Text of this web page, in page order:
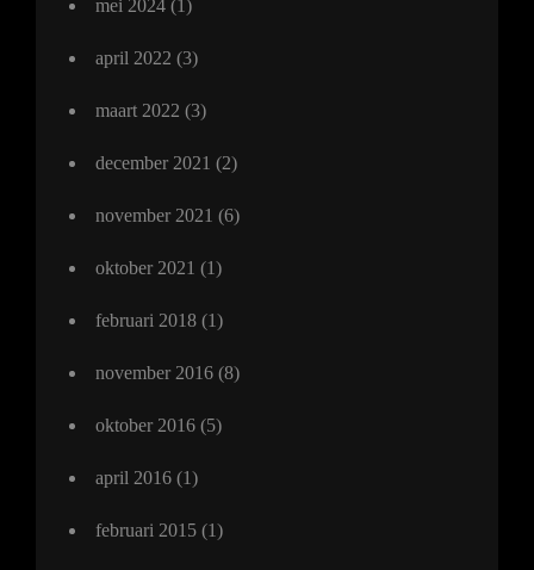
mei 2024 (1)
april 2022 (3)
maart 2022 (3)
december 2021 (2)
november 2021 (6)
oktober 2021 (1)
februari 2018 (1)
november 2016 (8)
oktober 2016 (5)
april 2016 (1)
februari 2015 (1)